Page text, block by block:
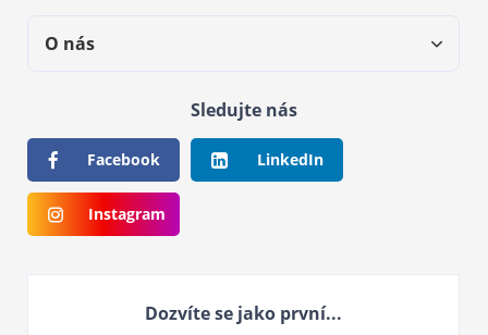
O nás
Sledujte nás
Facebook LinkedIn
Instagram
Dozvíte se jako první...